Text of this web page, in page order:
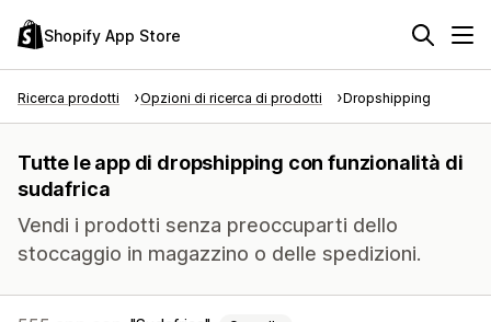
Shopify App Store
Ricerca prodotti Opzioni di ricerca di prodotti Dropshipping
Tutte le app di dropshipping con funzionalità di
sudafrica
Vendi i prodotti senza preoccuparti dello
stoccaggio in magazzino o delle spedizioni.